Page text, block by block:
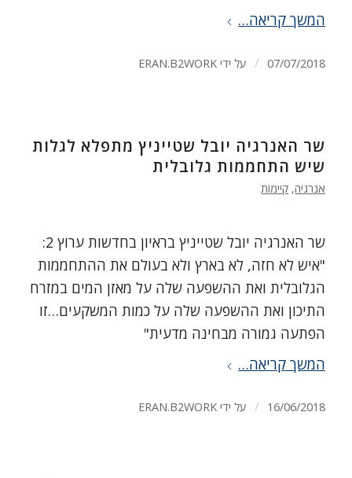
המשך קריאה…
07/07/2018
/ על ידי ERAN.B2WORK
שר האנרגיה יובל שטייניץ מתפלא לגלות
שיש התחממות גלובלית
אנרגיה, קיימות
שר האנרגיה יובל שטייניץ בראיון בחדשות ערוץ 2:
"איש לא חזה, לא בארץ ולא בעולם את ההתחממות
הגלובלית ואת ההשפעה שלה על מאזן המים במזרח
התיכון ואת ההשפעה שלה על כמות המשקעים…זו
הפתעה גמורה מבחינה מדעית"
המשך קריאה…
16/06/2018
/ על ידי ERAN.B2WORK